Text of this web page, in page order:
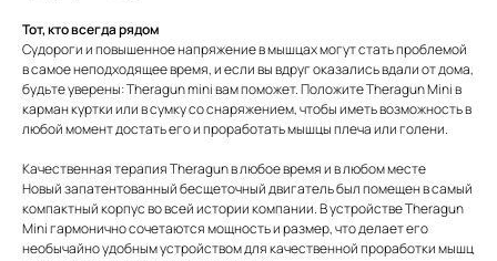
Тот, кто всегда рядом
Судороги и повышенное напряжение в мышцах могут стать проблемой
в самое неподходящее время, и если вы вдруг оказались вдали от дома,
будьте уверены: Theragun mini вам поможет. Положите Theragun Mini в
карман куртки или в сумку со снаряжением, чтобы иметь возможность в
любой момент достать его и проработать мышцы плеча или голени.
Качественная терапия Theragun в любое время и в любом месте
Новый запатентованный бесщеточный двигатель был помещен в самый
компактный корпус во всей истории компании. В устройстве Theragun
Mini гармонично сочетаются мощность и размер, что делает его
необычайно удобным устройством для качественной проработки мышц